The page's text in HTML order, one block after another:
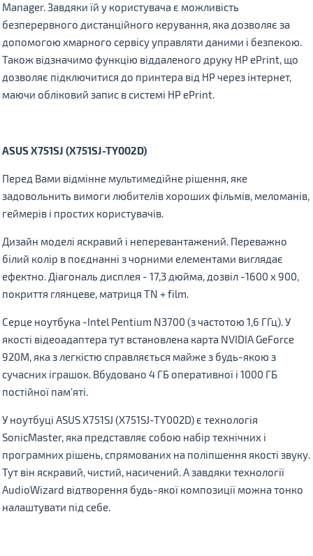
Manager. Завдяки їй у користувача є можливість
безперервного дистанційного керування, яка дозволяє за
допомогою хмарного сервісу управляти даними і безпекою.
Також відзначимо функцію віддаленого друку HP ePrint, що
дозволяє підключитися до принтера від HP через інтернет,
маючи обліковий запис в системі HP ePrint.
ASUS X751SJ (X751SJ-TY002D)
Перед Вами відмінне мультимедійне рішення, яке
задовольнить вимоги любителів хороших фільмів, меломанів,
геймерів і простих користувачів.
Дизайн моделі яскравий і неперевантажений. Переважно
білий колір в поєднанні з чорними елементами виглядає
ефектно. Діагональ дисплея - 17,3 дюйма, дозвіл -1600 x 900,
покриття глянцеве, матриця TN + film.
Серце ноутбука -Intel Pentium N3700 (з частотою 1,6 ГГц). У
якостi відеоадаптера тут встановлена ​​карта NVIDIA GeForce
920M, яка з легкістю справляється майже з будь-якою з
сучасних іграшок. Вбудовано 4 ГБ оперативної і 1000 ГБ
постійної пам'яті.
У ноутбуці ASUS X751SJ (X751SJ-TY002D) є технологія
SonicMaster, яка представляє собою набір технічних і
програмних рішень, спрямованих на поліпшення якості звуку.
Тут він яскравий, чистий, насичений. А завдяки технології
AudioWizard відтворення будь-якої композиції можна тонко
налаштувати під себе.